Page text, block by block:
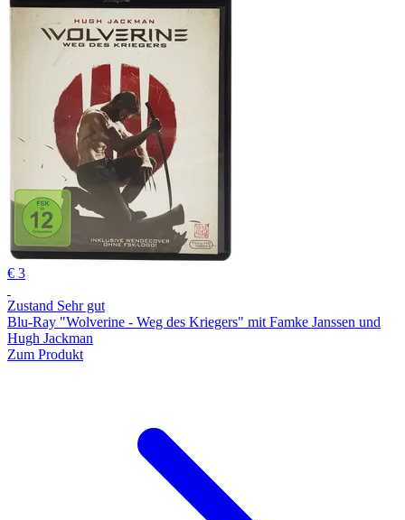
€ 3
Zustand Sehr gut
Blu-Ray "Wolverine - Weg des Kriegers" mit Famke Janssen und
Hugh Jackman
Zum Produkt